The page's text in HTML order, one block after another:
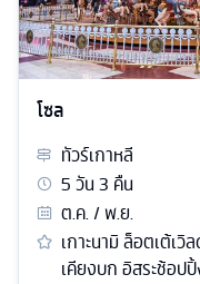
โซล
ทัวร์เกาหลี
5วัน3 คืน
ต.ค. / พ.ย.
เกาะนามิ ล็อตเต้เวิ
เคียงบก อิสระช้อป